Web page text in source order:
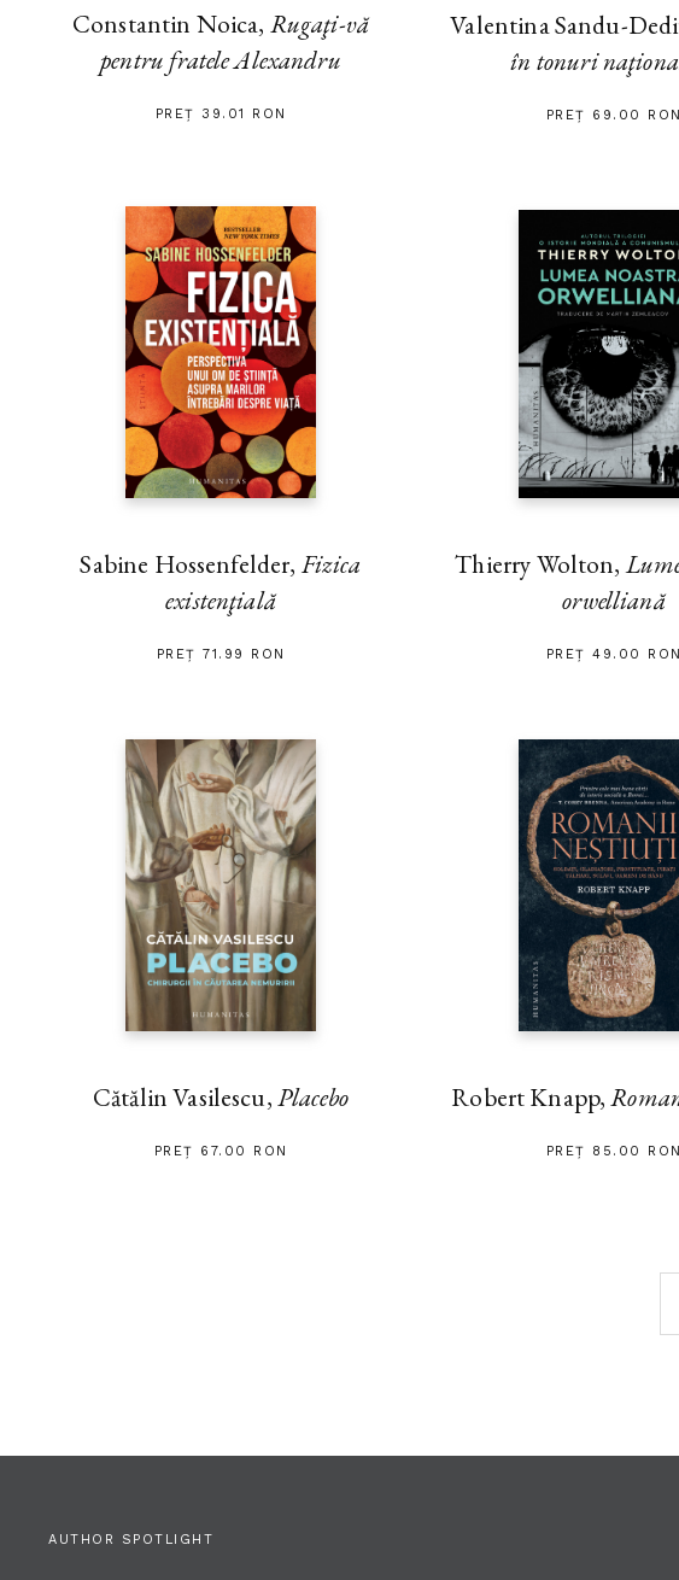
Constantin Noica, Rugaţi-vă
pentru fratele Alexandru
PREȚ 39.01 RON
Valentina Sandu-
în tonuri
PREȚ 69.00 RON
Sabine Hossenfelder, Fizica
existenţială
PREȚ 71.99 RON
Thierry Wolton,
orwelliană
PREȚ 49.00 RON
Cătălin Vasilescu,Placebo
PREȚ 67.00 RON
Robert Knapp,
PREȚ 85.00 RON
AUTHOR SPOTLIGHT